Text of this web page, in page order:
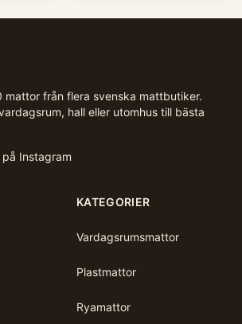
från flera svenska mattbutiker.
hall eller utomhus till bästa
på Instagram
KATEGORIER
Vardagsrumsmattor
Plastmattor
Ryamattor